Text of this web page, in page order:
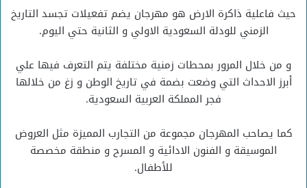
حيث فاعلية ذاكرة الارض هو مهرجان يضم تفعيلات تجسد التاريخ
الزمني للودلة السعودية الاولي و الثانية حتي اليوم.
و من خلال المرور بمحطات زمنية مختلفة يتم التعرف فيها علي
أبرز الاحداث التي وضعت بضمة في تاريخ الوطن و زغ من خلالها
فجر المملكة العربية السعودية.
كما يصاحب المهرجان مجموعة من التجارب المميزة مثل العروض
الموسيقة و الفنون الادائية و المسرح و منطقة مخصصة
للأطفال.